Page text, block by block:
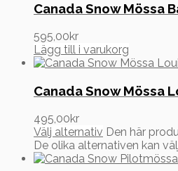
Canada Snow Mössa
595,00kr
Lägg till i varukorg
Canada Snow Mössa
495,00kr
Välj alternativ Den här
De olika alternativen kan